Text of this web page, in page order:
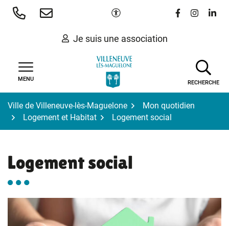
Aller
Paramètres d'accessibilité
Lien vers le
Lien vers
Lien
Je suis une association
MENU
RECHERCHE
Ville de Villeneuve-lès-Maguelone
Mon quotidien
Logement et Habitat
Logement social
Logement social